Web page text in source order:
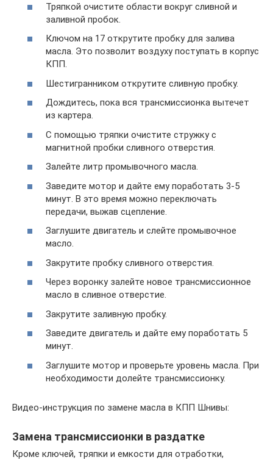
Тряпкой очистите области вокруг сливной и
заливной пробок.
Ключом на 17 открутите пробку для залива
масла. Это позволит воздуху поступать в корпус
КПП.
Шестигранником открутите сливную пробку.
Дождитесь, пока вся трансмиссионка вытечет
из картера.
С помощью тряпки очистите стружку с
магнитной пробки сливного отверстия.
Залейте литр промывочного масла.
Заведите мотор и дайте ему поработать 3-5
минут. В это время можно переключать
передачи, выжав сцепление.
Заглушите двигатель и слейте промывочное
масло.
Закрутите пробку сливного отверстия.
Через воронку залейте новое трансмиссионное
масло в сливное отверстие.
Закрутите заливную пробку.
Заведите двигатель и дайте ему поработать 5
минут.
Заглушите мотор и проверьте уровень масла. При
необходимости долейте трансмиссионку.
Видео-инструкция по замене масла в КПП Шнивы:
Замена трансмиссионки в раздатке
Кроме ключей, тряпки и емкости для отработки,